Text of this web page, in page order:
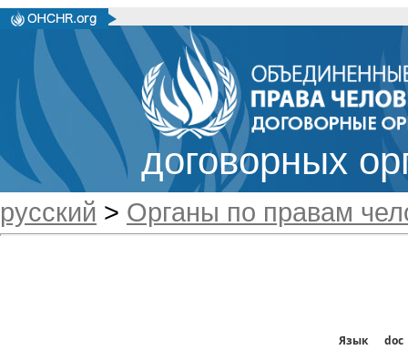
договорных
русский > Органы по правам
Язык
doc